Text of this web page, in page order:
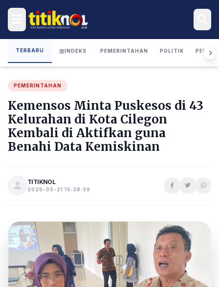
TERBARU INDEKS PEMERINTAHAN POLITIK
PEMERINTAHAN
Kemensos Minta Puskesos di 43
Kelurahan di Kota Cilegon
Kembali di Aktifkan guna
Benahi Data Kemiskinan
TITIKNOL
2026-05-21 15:38:39